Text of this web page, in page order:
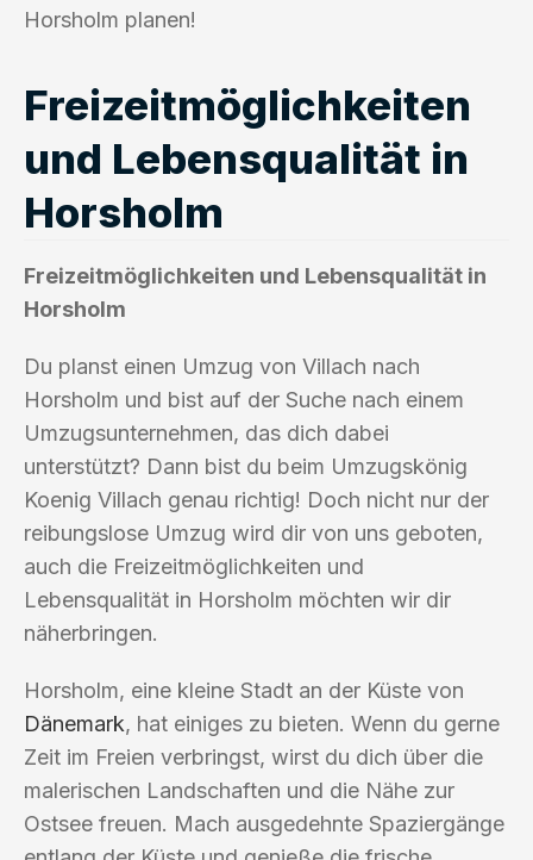
Horsholm planen!
Freizeitmöglichkeiten
und Lebensqualität in
Horsholm
Freizeitmöglichkeiten und Lebensqualität in
Horsholm
Du planst einen Umzug von Villach nach
Horsholm und bist auf der Suche nach einem
Umzugsunternehmen, das dich dabei
unterstützt? Dann bist du beim Umzugskönig
Koenig Villach genau richtig! Doch nicht nur der
reibungslose Umzug wird dir von uns geboten,
auch die Freizeitmöglichkeiten und
Lebensqualität in Horsholm möchten wir dir
näherbringen.
Horsholm, eine kleine Stadt an der Küste von
Dänemark, hat einiges zu bieten. Wenn du gerne
Zeit im Freien verbringst, wirst du dich über die
malerischen Landschaften und die Nähe zur
Ostsee freuen. Mach ausgedehnte Spaziergänge